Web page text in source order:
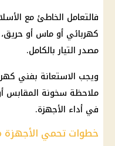
فالتعامل الخاطئ مع
كهربائي أو ماس أو
مصدر التيار بالكامل.
ويجب الاستعانة بفني
ملاحظة سخونة المقابس
في أداء الأجهزة.
خطوات تحمي الأجهزة